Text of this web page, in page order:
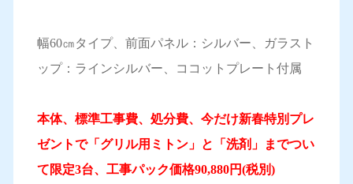
幅60㎝タイプ、前面パネル：シルバー、ガラスト
ップ：ラインシルバー、ココットプレート付属
本体、標準工事費、処分費、今だけ新春特別プレ
ゼントで「グリル用ミトン」と「洗剤」までつい
て限定3台、工事パック価格90,880円(税別)